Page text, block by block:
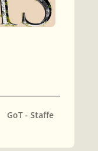
GoT - Staffel 4